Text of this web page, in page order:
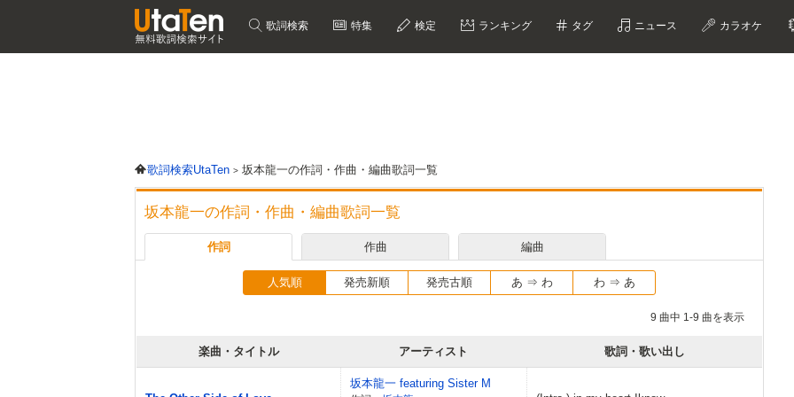
歌詞検索 特集 検定 ランキング タグ ニュース カラオケ
歌詞検索UtaTen 坂本龍一の作詞・作曲・編曲歌詞一覧
坂本龍一の作詞・作曲・編曲歌詞一覧
作詞 作曲 編曲
人気順 発売新順 発売古順 あ ⇒ わ わ ⇒ あ
9 曲中 1-9 曲を表示
楽曲・タイトル アーティスト 歌詞・歌い出し
坂本龍一 featuring Sister M